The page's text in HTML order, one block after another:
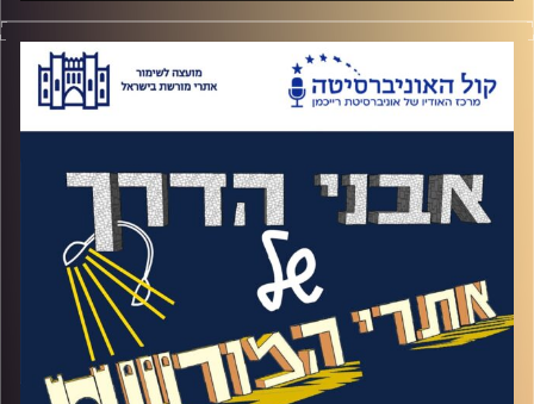
האזינו לאורי טולידאנו מראיין את מירב סגל על
הנשיא הראשון של מדינת ישראל, הוגה חזון
הסטארט אפ הישראלי ומי שרשם 220 פטנטים
לשמו (ביניהם האציטון) – חיים וייצמן.
קרדיט תמונות:המועצה לשימור אתרים